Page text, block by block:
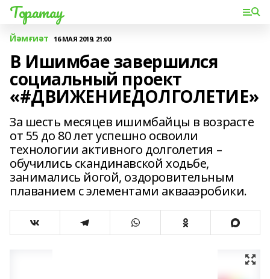
Торатау
Йәмғиәт 16 МАЯ 2019, 21:00
В Ишимбае завершился
социальный проект
«#ДВИЖЕНИЕДОЛГОЛЕТИЕ»
За шесть месяцев ишимбайцы в возрасте
от 55 до 80 лет успешно освоили
технологии активного долголетия –
обучились скандинавской ходьбе,
занимались йогой, оздоровительным
плаванием с элементами аквааэробики.